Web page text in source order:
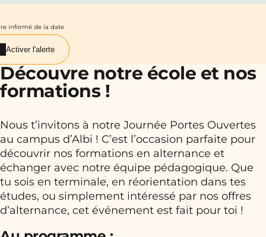
informé de la date
Activer l'alerte
Découvre notre école et nos
formations !
Nous t’invitons à notre Journée Portes Ouvertes
au campus d’Albi ! C’est l’occasion parfaite pour
découvrir nos formations en alternance et
échanger avec notre équipe pédagogique. Que
tu sois en terminale, en réorientation dans tes
études, ou simplement intéressé par nos offres
d’alternance, cet événement est fait pour toi !